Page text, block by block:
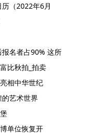
历（2022年6月
名者占90% 这所
比秋拍_拍卖
相中华世纪
艺术世界
单位恢复开